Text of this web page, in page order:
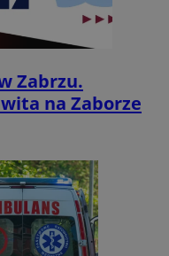
Zabrzu.
na Zaborze